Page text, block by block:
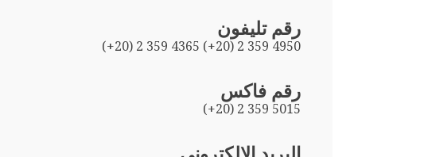
رقم تليفون
(+20) 2 359 4365 (+20) 2 359 4950
رقم فاكس
(+20) 2 359 5015